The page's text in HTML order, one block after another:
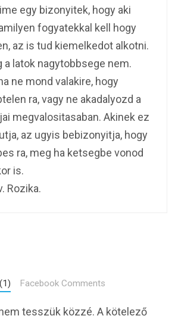
egy bizonyitek, hogy aki
fogyatekkal kell hogy
az is tud kiemelkedot alkotni.
a latok nagytobbsege nem.
ne mond valakire, hogy
ra, vagy ne akadalyozd a
megvalositasaban. Akinek ez
az ugyis bebizonyitja, hogy
ra, meg ha ketsegbe vonod
is.
Rozika.
Facebook Comments
tesszük közzé. A kötelező